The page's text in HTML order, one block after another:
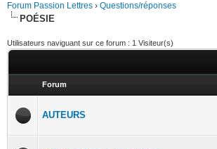
Forum Passion Lettres › Questions/réponses
POÉSIE
Utilisateurs naviguant sur ce forum : 1 Visiteur(s)
Forum
AUTEURS